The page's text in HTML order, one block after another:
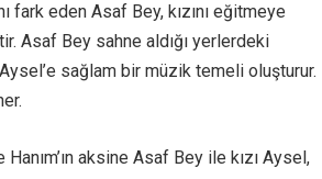
fark eden Asaf Bey, kızını eğitmeye
Asaf Bey sahne aldığı yerlerdeki
sağlam bir müzik temeli oluşturur.
aksine Asaf Bey ile kızı Aysel,